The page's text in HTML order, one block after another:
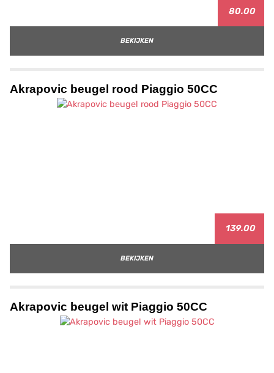
80.00
BEKIJKEN
Akrapovic beugel rood Piaggio 50CC
139.00
BEKIJKEN
Akrapovic beugel wit Piaggio 50CC